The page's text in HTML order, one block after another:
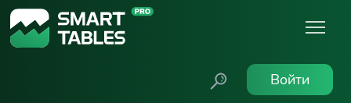
Войти